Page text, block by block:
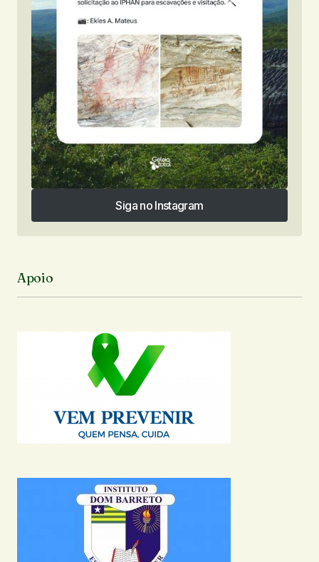
Siga no Instagram
Siga no Instagram
Apoio